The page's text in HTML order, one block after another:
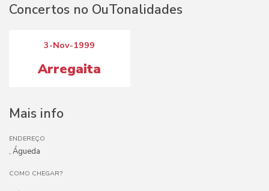
Concertos no OuTonalidades
3-Nov-1999
Arregaita
Mais info
ENDEREÇO
, Águeda
COMO CHEGAR?